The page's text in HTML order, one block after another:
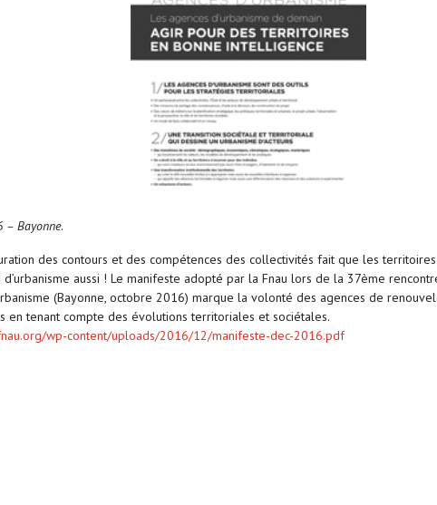
– Bayonne.
des contours et des compétences des collectivités fait que les
d’urbanisme aussi ! Le manifeste adopté par la Fnau lors de la 37ème
(Bayonne, octobre 2016) marque la volonté des agences de
en tenant compte des évolutions territoriales et sociétales.
wp-content/uploads/2016/12/manifeste-dec-2016.pdf